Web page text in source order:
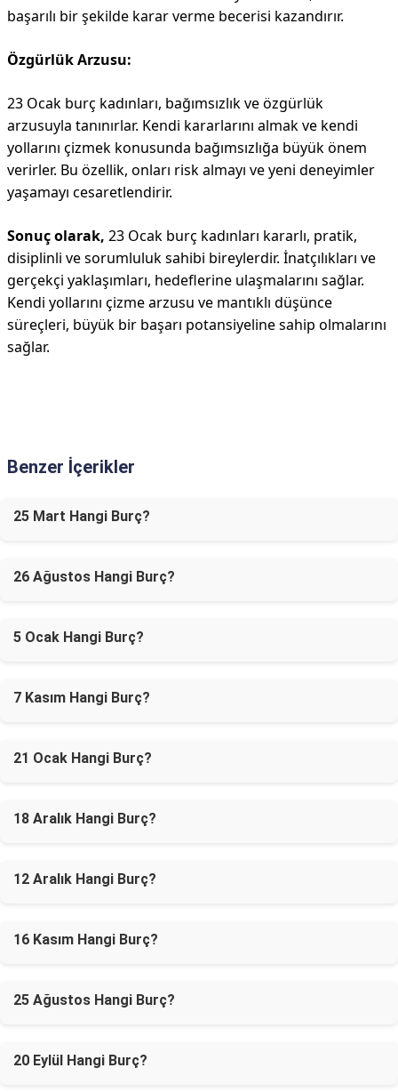
başarılı bir şekilde karar verme becerisi kazandırır.
Özgürlük Arzusu:
23 Ocak burç kadınları, bağımsızlık ve özgürlük
arzusuyla tanınırlar. Kendi kararlarını almak ve kendi
yollarını çizmek konusunda bağımsızlığa büyük önem
verirler. Bu özellik, onları risk almayı ve yeni deneyimler
yaşamayı cesaretlendirir.
Sonuç olarak, 23 Ocak burç kadınları kararlı, pratik,
disiplinli ve sorumluluk sahibi bireylerdir. İnatçılıkları ve
gerçekçi yaklaşımları, hedeflerine ulaşmalarını sağlar.
Kendi yollarını çizme arzusu ve mantıklı düşünce
süreçleri, büyük bir başarı potansiyeline sahip olmalarını
sağlar.
Benzer İçerikler
25 Mart Hangi Burç?
26 Ağustos Hangi Burç?
5 Ocak Hangi Burç?
7 Kasım Hangi Burç?
21 Ocak Hangi Burç?
18 Aralık Hangi Burç?
12 Aralık Hangi Burç?
16 Kasım Hangi Burç?
25 Ağustos Hangi Burç?
20 Eylül Hangi Burç?